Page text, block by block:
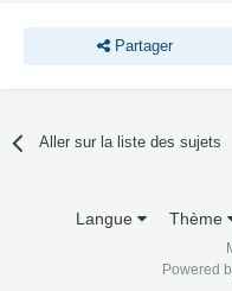
Partager
Aller sur la liste des sujets
Langue Thème
Powered